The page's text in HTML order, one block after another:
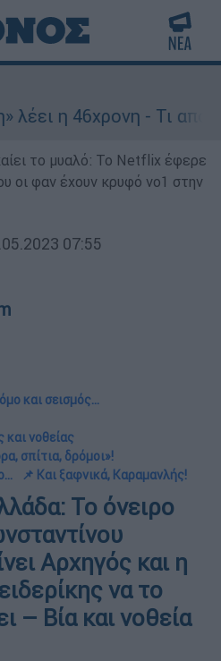
- Τι αποκάλυψε στους
το μυαλό: Το Netflix έφερε
οι φαν έχουν κρυφό νο1 στην
07:55
και σεισμός...
και νοθείας
σπίτια, δρόμοι»!
📌 Και ξαφνικά, Καραμανλής!
Το όνειρο
Αρχηγός και η
να το
– Bία και νοθεία